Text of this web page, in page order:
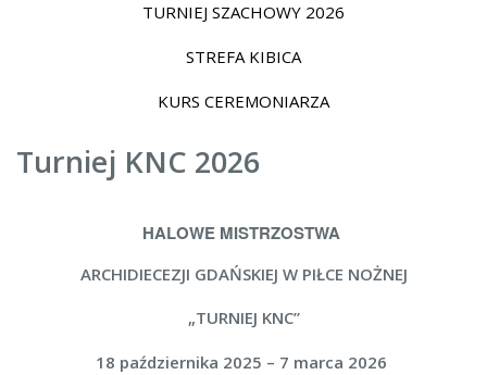
TURNIEJ SZACHOWY 2026
STREFA KIBICA
KURS CEREMONIARZA
Turniej KNC 2026
HALOWE MISTRZOSTWA
ARCHIDIECEZJI GDAŃSKIEJ W PIŁCE NOŻNEJ
„TURNIEJ KNC”
18 października 2025 – 7 marca 2026